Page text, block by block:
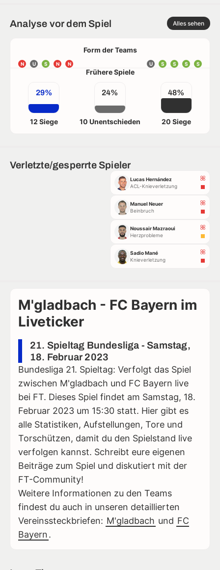
Analyse vor dem Spiel Alles sehen
Form der Teams
N U S N N S
S
S
S
U
Frühere Spiele
29%
12 Siege
24%
10 Unentschieden
48%
20 Siege
Verletzte/gesperrte Spieler
Lucas Hernández
ACL-Knieverletzung
Manuel Neuer
Beinbruch
Noussair Mazraoui
Herzprobleme
Sadio Mané
Knieverletzung
M'gladbach - FC Bayern im
Liveticker
21. Spieltag Bundesliga - Samstag,
18. Februar 2023
Bundesliga 21. Spieltag: Verfolgt das Spiel
zwischen M'gladbach und FC Bayern live
bei FT. Dieses Spiel findet am Samstag, 18.
Februar 2023 um 15:30 statt. Hier gibt es
alle Statistiken, Aufstellungen, Tore und
Torschützen, damit du den Spielstand live
verfolgen kannst. Schreibt eure eigenen
Beiträge zum Spiel und diskutiert mit der
FT-Community!
Weitere Informationen zu den Teams
findest du auch in unseren detaillierten
Vereinssteckbriefen: M'gladbach und FC
Bayern.